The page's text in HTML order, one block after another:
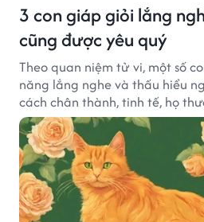
3 con giáp giỏi lắng
cũng được yêu quý
Theo quan niệm tử vi, một số
năng lắng nghe và thấu hiểu
cách chân thành, tinh tế, họ
tạo dựng nhiều mối quan hệ